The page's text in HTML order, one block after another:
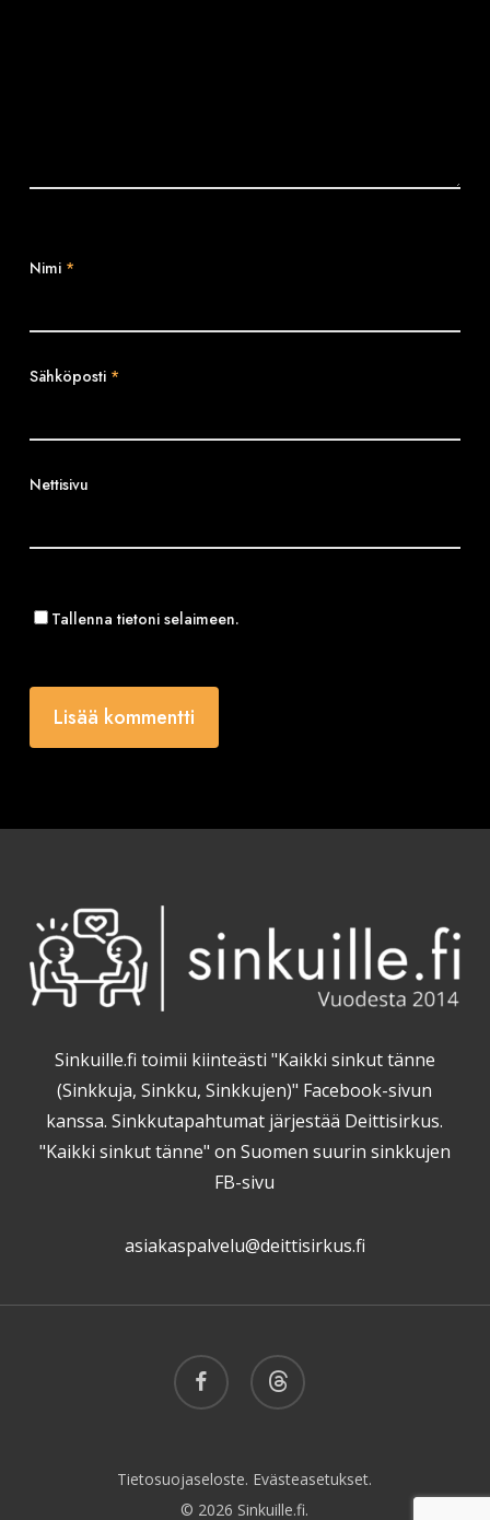
Nimi *
Sähköposti *
Nettisivu
Tallenna tietoni selaimeen.
Sinkuille.fi toimii kiinteästi "Kaikki sinkut tänne
(Sinkkuja, Sinkku, Sinkkujen)" Facebook-sivun
kanssa. Sinkkutapahtumat järjestää Deittisirkus.
"Kaikki sinkut tänne" on Suomen suurin sinkkujen
FB-sivu
asiakaspalvelu@deittisirkus.fi
facebook threads
Tietosuojaseloste. Evästeasetukset.
© 2026 Sinkuille.fi.